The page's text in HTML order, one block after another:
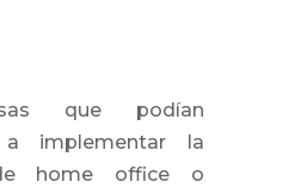
que podían
a implementar la
home office o